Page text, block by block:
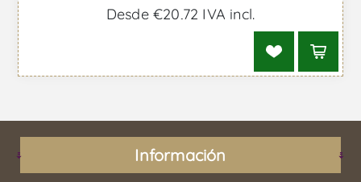
Desde €20,72 IVA incl.
Información